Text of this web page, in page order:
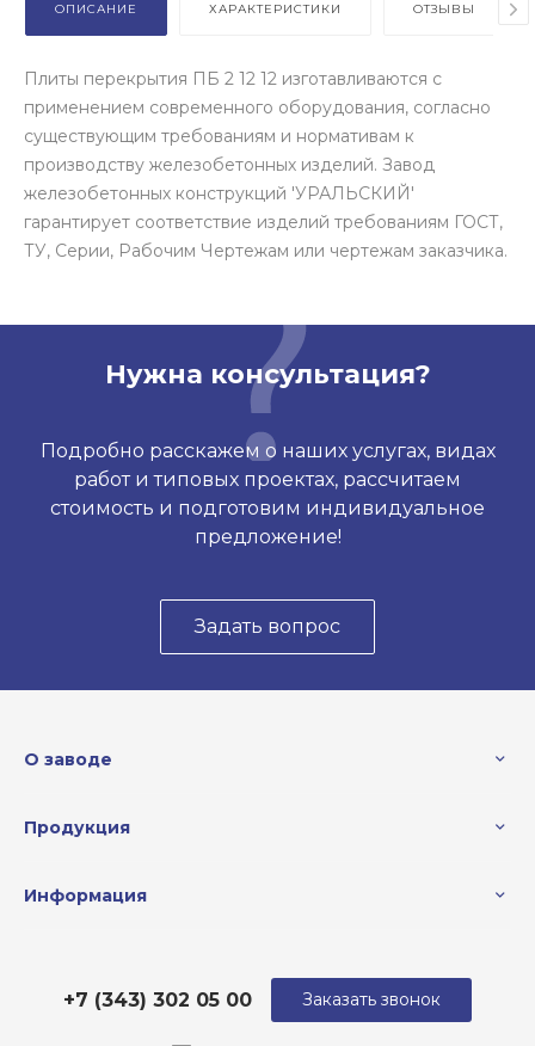
ОПИСАНИЕ ХАРАКТЕРИСТИКИ ОТЗЫВЫ
Плиты перекрытия ПБ 2 12 12 изготавливаются с
применением современного оборудования, согласно
существующим требованиям и нормативам к
производству железобетонных изделий. Завод
железобетонных конструкций 'УРАЛЬСКИЙ'
гарантирует соответствие изделий требованиям ГОСТ,
ТУ, Серии, Рабочим Чертежам или чертежам заказчика.
Нужна консультация?
Подробно расскажем о наших услугах, видах
работ и типовых проектах, рассчитаем
стоимость и подготовим индивидуальное
предложение!
Задать вопрос
О заводе
Продукция
Информация
+7 (343) 302 05 00 Заказать звонок